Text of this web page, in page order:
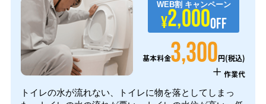
WEB割 キャンペーン
¥2,000OFF
基本料金3,300円(税込)
+ 作業代
トイレの水が流れない、トイレに物を落としてしまっ